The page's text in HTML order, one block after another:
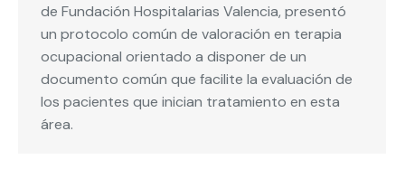
de Fundación Hospitalarias Valencia, presentó
un protocolo común de valoración en terapia
ocupacional orientado a disponer de un
documento común que facilite la evaluación de
los pacientes que inician tratamiento en esta
área.